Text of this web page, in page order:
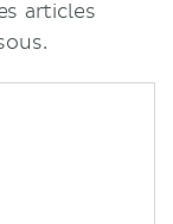
articles